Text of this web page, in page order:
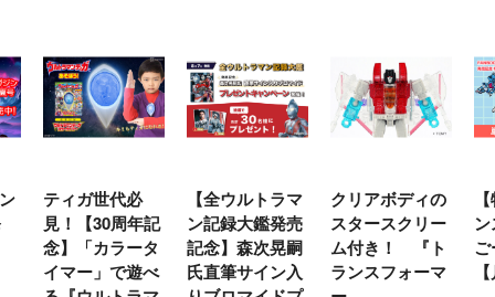
ティガ世代必
見！【30周年記
念】「カラータ
イマー」で遊べ
【全ウルトラマ
ン記録大鑑発売
記念】森次晃嗣
氏直筆サイン入
クリアボディの
スタースクリー
ム付き！ 『ト
ランスフォーマ